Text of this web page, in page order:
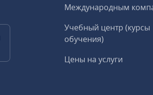
Международным
Учебный центр (курсы
обучения)
Цены на услуги